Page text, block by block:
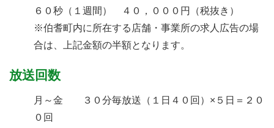
６０秒（１週間） ４０，０００円（税抜き）
※伯耆町内に所在する店舗・事業所の求人広告の場
合は、上記金額の半額となります。
放送回数
月～金 ３０分毎放送（１日４０回）×５日＝２０
０回